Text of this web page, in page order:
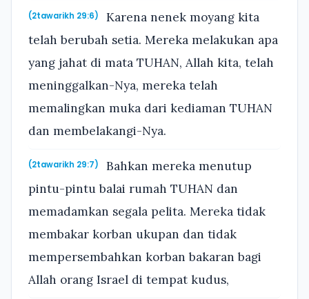
(2tawarikh 29:6)
Karena nenek moyang kita
telah berubah setia. Mereka melakukan apa
yang jahat di mata TUHAN, Allah kita, telah
meninggalkan-Nya, mereka telah
memalingkan muka dari kediaman TUHAN
dan membelakangi-Nya.
(2tawarikh 29:7)
Bahkan mereka menutup
pintu-pintu balai rumah TUHAN dan
memadamkan segala pelita. Mereka tidak
membakar korban ukupan dan tidak
mempersembahkan korban bakaran bagi
Allah orang Israel di tempat kudus,